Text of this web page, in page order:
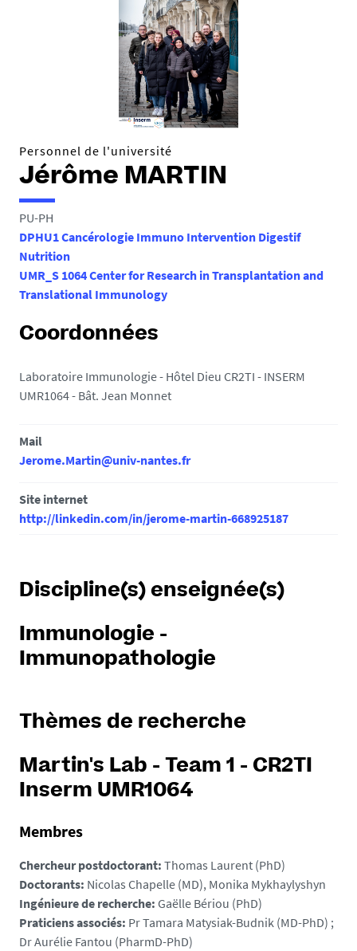
Personnel de l'université
Jérôme MARTIN
PU-PH
DPHU1 Cancérologie Immuno Intervention Digestif
Nutrition
UMR_S 1064 Center for Research in Transplantation and
Translational Immunology
Coordonnées
Laboratoire Immunologie - Hôtel Dieu CR2TI - INSERM
UMR1064 - Bât. Jean Monnet
Mail
Jerome.Martin@univ-nantes.fr
Site internet
http://linkedin.com/in/jerome-martin-668925187
Discipline(s) enseignée(s)
Immunologie -
Immunopathologie
Thèmes de recherche
Martin's Lab - Team 1 - CR2TI
Inserm UMR1064
Membres
Chercheur postdoctorant: Thomas Laurent (PhD)
Doctorants: Nicolas Chapelle (MD), Monika Mykhaylyshyn
Ingénieure de recherche: Gaëlle Bériou (PhD)
Praticiens associés: Pr Tamara Matysiak-Budnik (MD-PhD) ;
Dr Aurélie Fantou (PharmD-PhD)